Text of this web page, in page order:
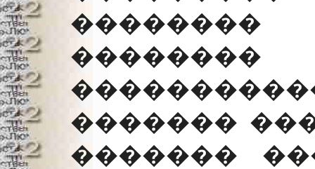
��������
�������
�������